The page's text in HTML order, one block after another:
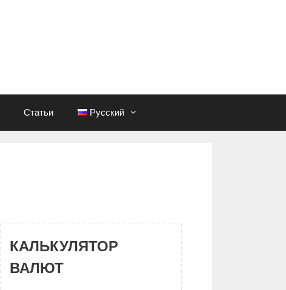
Статьи Русский
КАЛЬКУЛЯТОР
ВАЛЮТ